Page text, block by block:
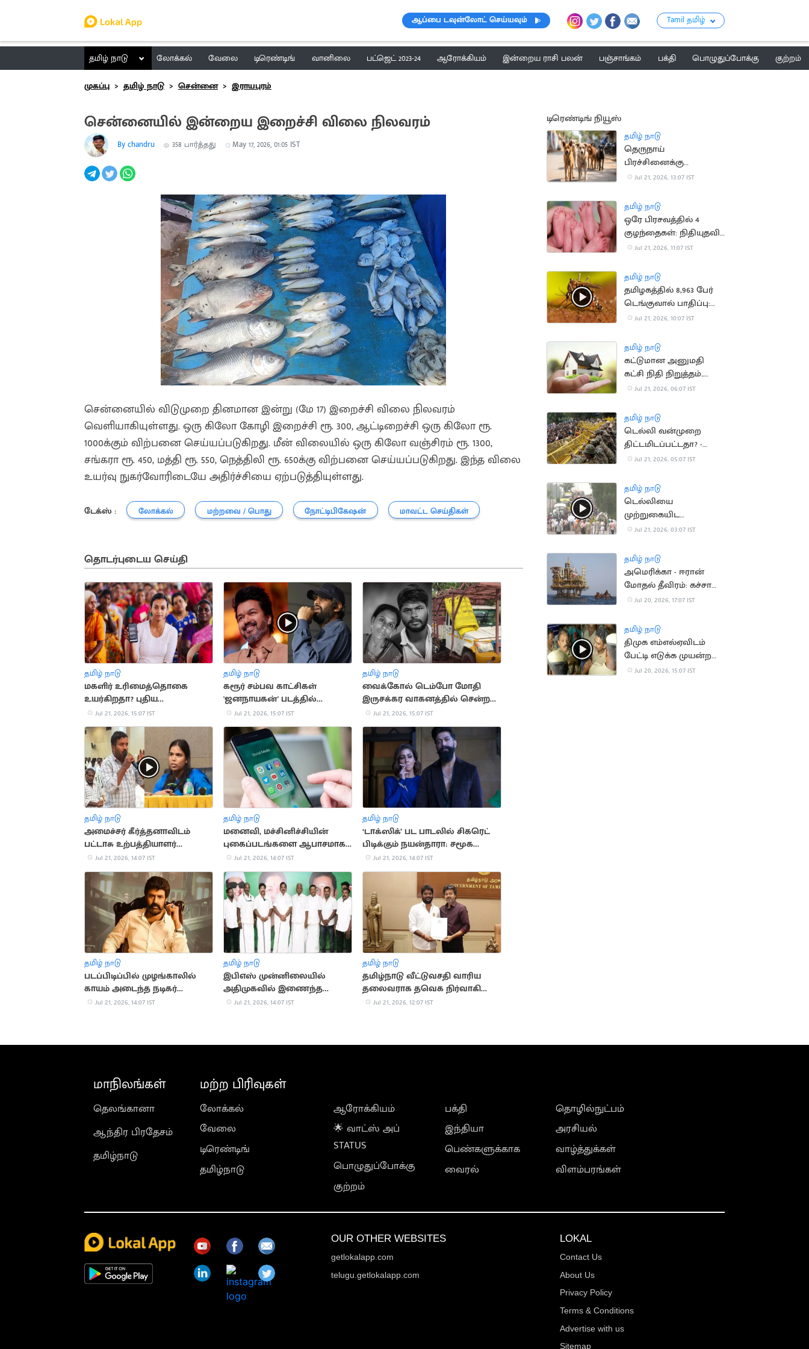
ஆப்பை டவுன்லோட் செய்யவும் Tamil தமிழ்
தமிழ் நாடு லோக்கல் வேலை டிரெண்டிங் வானிலை பட்ஜெட் 2023-24 ஆரோக்கியம் இன்றைய ராசி பலன் பஞ்சாங்கம் பக்தி பொழுதுப்போக்கு
குற்றம்
முகப்பு
தமிழ் நாடு சென்னை இராயபுரம்
சென்னையில் இன்றைய இறைச்சி விலை நிலவரம்
By chandru 358 பார்த்தது May 17, 2026, 01:05 IST
சென்னையில் விடுமுறை தினமான இன்று (மே 17) இறைச்சி விலை நிலவரம்
வெளியாகியுள்ளது. ஒரு கிலோ கோழி இறைச்சி ரூ. 300, ஆட்டிறைச்சி ஒரு கிலோ ரூ.
1000க்கும் விற்பனை செய்யப்படுகிறது. மீன் விலையில் ஒரு கிலோ வஞ்சிரம் ரூ. 1300,
சங்கரா ரூ. 450, மத்தி ரூ. 550, நெத்திலி ரூ. 650க்கு விற்பனை செய்யப்படுகிறது. இந்த விலை
உயர்வு நுகர்வோரிடையே அதிர்ச்சியை ஏற்படுத்தியுள்ளது.
டேக்ஸ் : லோக்கல் மற்றவை / பொது நோட்டிபிகேஷன் மாவட்ட செய்திகள்
தொடர்புடைய செய்தி
தமிழ் நாடு
மகளிர் உரிமைத்தொகை
உயர்கிறதா? புதிய
விண்ணப்பங்கள் பெறத்
திட்டம்
Jul 21, 2026, 15:07 IST
தமிழ் நாடு
கரூர் சம்பவ காட்சிகள்
'ஜனநாயகன்' படத்தில்
பயன்படுத்தப்பட்டதா?
எச்.வினோத் விளக்கம்
Jul 21, 2026, 15:07 IST
தமிழ் நாடு
வைக்கோல் டெம்போ மோதி
இருசக்கர வாகனத்தில் சென்ற
தம்பதி பலி
Jul 21, 2026, 15:07 IST
தமிழ் நாடு
அமைச்சர் கீர்த்தனாவிடம்
பட்டாசு உற்பத்தியாளர்
ஆதங்கம்
Jul 21, 2026, 14:07 IST
தமிழ் நாடு
மனைவி, மச்சினிச்சியின்
புகைப்படங்களை ஆபாசமாக
பதிவிட்ட கணவன்
Jul 21, 2026, 14:07 IST
தமிழ் நாடு
‘டாக்ஸிக்’ பட பாடலில் சிகரெட்
பிடிக்கும் நயன்தாரா: சமூக
வலைதளங்களில் வைரல்
Jul 21, 2026, 14:07 IST
தமிழ் நாடு
படப்பிடிப்பில் முழங்காலில்
காயம் அடைந்த நடிகர்
பாலகிருஷ்ணா
Jul 21, 2026, 14:07 IST
தமிழ் நாடு
இபிஎஸ் முன்னிலையில்
அதிமுகவில் இணைந்த
காங்கிரஸ் நிர்வாகிகள்
Jul 21, 2026, 14:07 IST
தமிழ் நாடு
தமிழ்நாடு வீட்டுவசதி வாரிய
தலைவராக தவெக நிர்வாகி
சிவா நியமனம்
Jul 21, 2026, 12:07 IST
டிரெண்டிங் நியூஸ்
தமிழ் நாடு
தெருநாய்
பிரச்சினைக்கு
நடவடிக்கை எடுத்ததாக
நீதிமன்றம் அதிருப்தி
Jul 21, 2026, 13:07 IST
தமிழ் நாடு
ஒரே பிரசவத்தில் 4
குழந்தைகள்: நிதியுதவி
கோரும் ஆஸ்திரேலிய
Jul 21, 2026, 11:07 IST
தமிழ் நாடு
தமிழகத்தில் 8,963 பேர்
டெங்குவால் பாதிப்பு:
சுகாதாரத்துறை தகவல்
Jul 21, 2026, 10:07 IST
தமிழ் நாடு
கட்டுமான அனுமதி
கட்சி நிதி நிறுத்தம்..
வீடுகள் விலை
Jul 21, 2026, 06:07 IST
தமிழ் நாடு
டெல்லி வன்முறை
திட்டமிடப்பட்டதா? -
விசாரணை தீவிரம்
Jul 21, 2026, 05:07 IST
தமிழ் நாடு
டெல்லியை
முற்றுகையிட
விவசாயிகள் ஆயத்தம்
Jul 21, 2026, 03:07 IST
தமிழ் நாடு
அமெரிக்கா - ஈரான்
மோதல் தீவிரம்: கச்சா
எண்ணெய் தட்டுப்பாடு
Jul 20, 2026, 17:07 IST
தமிழ் நாடு
திமுக எம்எல்ஏவிடம்
பேட்டி எடுக்க முயன்ற
செய்தியாளர்களுக்கு
Jul 20, 2026, 15:07 IST
மாநிலங்கள்
தெலங்கானா
ஆந்திர பிரதேசம்
தமிழ்நாடு
மற்ற பிரிவுகள்
லோக்கல்
வேலை
டிரெண்டிங்
தமிழ்நாடு
ஆரோக்கியம்
🌟 வாட்ஸ் அப்
STATUS
பொழுதுப்போக்கு
குற்றம்
பக்தி
இந்தியா
பெண்களுக்காக
வைரல்
தொழில்நுட்பம்
அரசியல்
வாழ்த்துக்கள்
விளம்பரங்கள்
OUR OTHER WEBSITES
getlokalapp.com
telugu.getlokalapp.com
LOKAL
Contact Us
About Us
Privacy Policy
Terms & Conditions
Advertise with us
Sitemap